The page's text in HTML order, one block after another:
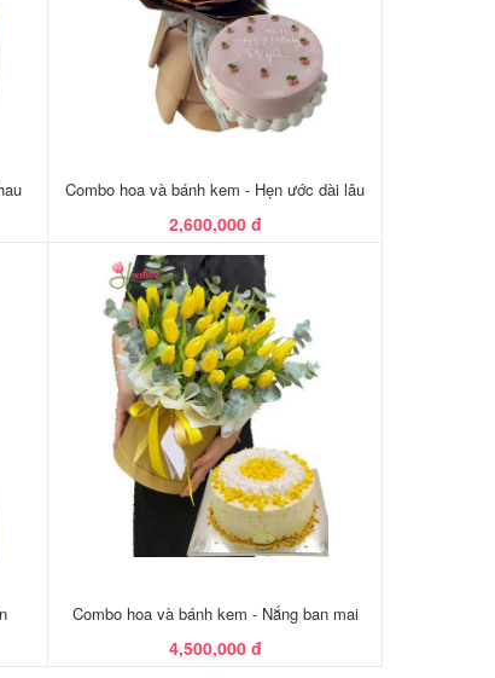
Combo hoa và bánh kem - Hẹn ước dài lâu
2,600,000 đ
Combo hoa và bánh kem - Nắng ban mai
4,500,000 đ